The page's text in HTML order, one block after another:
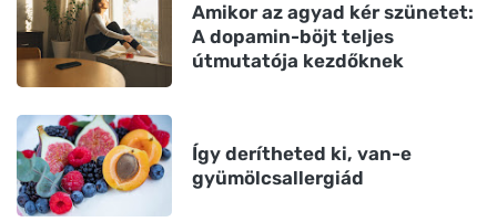
Amikor az agyad kér szünetet:
A dopamin-böjt teljes
útmutatója kezdőknek
Így derítheted ki, van-e
gyümölcsallergiád